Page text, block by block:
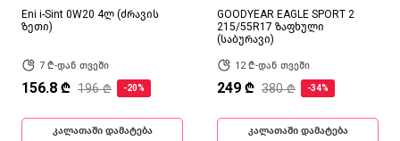
Eni i-Sint 0W20 4ლ (ძრავის
ზეთი)
7 ₾-დან თვეში
156.8 ₾ 196 ₾ -20%
კალათაში დამატება
GOODYEAR EAGLE SPORT 2
215/55R17 ზაფხული
(საბურავი)
12 ₾-დან თვეში
249 ₾ 380 ₾ -34%
კალათაში დამატება